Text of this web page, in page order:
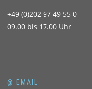
+49 (0)202 97 49 55 0
09.00 bis 17.00 Uhr
@ EMAIL